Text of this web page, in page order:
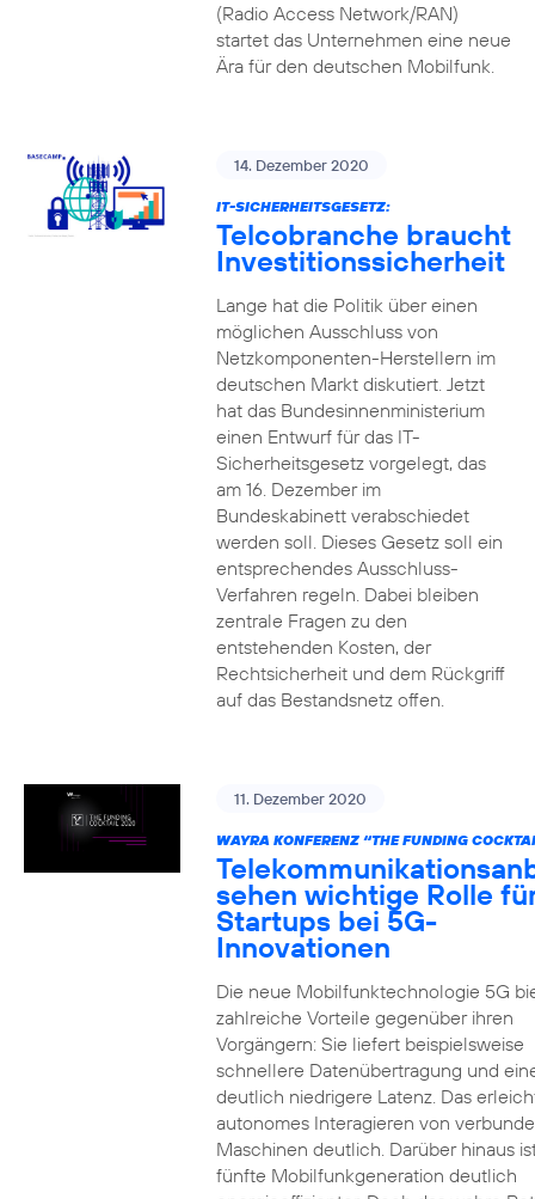
(Radio Access Network/RAN)
startet das Unternehmen eine neue
Ära für den deutschen Mobilfunk.
14. Dezember 2020
IT-SICHERHEITSGESETZ:
Telcobranche braucht
Investitionssicherheit
Lange hat die Politik über einen
möglichen Ausschluss von
Netzkomponenten-Herstellern im
deutschen Markt diskutiert. Jetzt
hat das Bundesinnenministerium
einen Entwurf für das IT-
Sicherheitsgesetz vorgelegt, das
am 16. Dezember im
Bundeskabinett verabschiedet
werden soll. Dieses Gesetz soll ein
entsprechendes Ausschluss-
Verfahren regeln. Dabei bleiben
zentrale Fragen zu den
entstehenden Kosten, der
Rechtsicherheit und dem Rückgriff
auf das Bestandsnetz offen.
11. Dezember 2020
WAYRA KONFERENZ “THE FUNDING
sehen wichtige Rolle
Startups bei 5G-
Innovationen
Die neue Mobilfunktechnologie 5G
zahlreiche Vorteile gegenüber ihren
Vorgängern: Sie liefert beispielsweise
schnellere Datenübertragung und
deutlich niedrigere Latenz. Das
autonomes Interagieren von
Maschinen deutlich. Darüber hinaus
fünfte Mobilfunkgeneration deutlich